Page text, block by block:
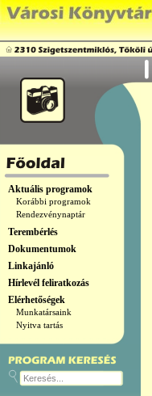
Aktuális programok
Korábbi programok
Rendezvénynaptár
Terembérlés
Dokumentumok
Linkajánló
Hírlevél feliratkozás
Elérhetőségek
Munkatársaink
Nyitva tartás